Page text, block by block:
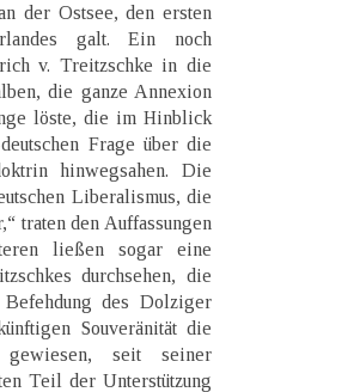
der Ostsee, den ersten
galt. Ein noch
v. Treitzschke in die
die ganze Annexion
löste, die im Hinblick
Frage über die
hinwegsahen. Die
Liberalismus, die
traten den Auffassungen
ließen sogar eine
durchsehen, die
des Dolziger
Souveränität die
gewiesen, seit seiner
Teil der Unterstützung